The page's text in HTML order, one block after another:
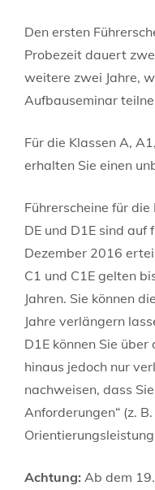
Den ersten
Probezeit dauert
weitere zwei Jahre,
Aufbauseminar
Für die Klassen A,
erhalten Sie einen
Führerscheine für die
DE und D1E sind auf
Dezember 2016
C1 und C1E gelten
Jahren. Sie können
Jahre verlängern
D1E können Sie
hinaus jedoch nur
nachweisen, dass
Anforderungen“ (z.
Achtung: Ab dem